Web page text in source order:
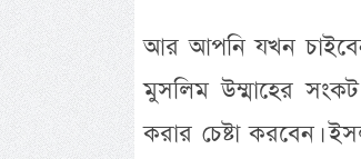
আর আপনি যখন চাইবেন
মুসলিম উম্মাহের
করার চেষ্টা করবেন।